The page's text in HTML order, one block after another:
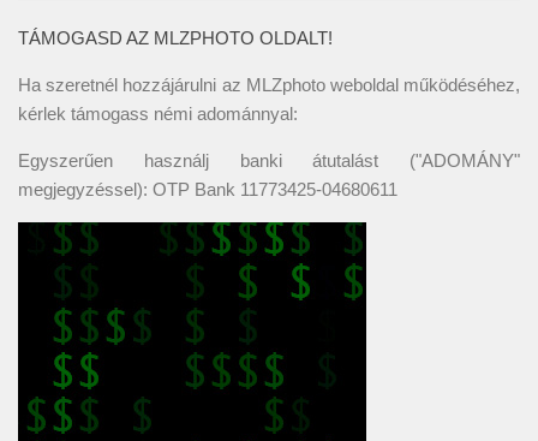
TÁMOGASD AZ MLZPHOTO OLDALT!
Ha szeretnél hozzájárulni az MLZphoto weboldal működéséhez,
kérlek támogass némi adománnyal:
Egyszerűen használj banki átutalást ("ADOMÁNY"
megjegyzéssel): OTP Bank 11773425-04680611